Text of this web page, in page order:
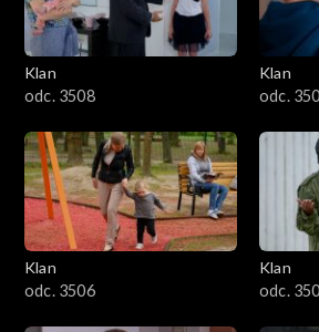
Klan
odc. 3508
Klan
odc.
Klan
odc. 3506
Klan
odc.